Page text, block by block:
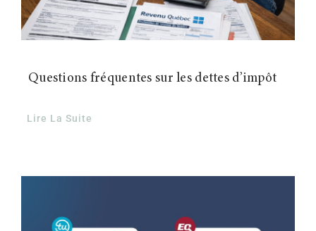
Questions fréquentes sur les dettes d’impôt
Lire La Suite